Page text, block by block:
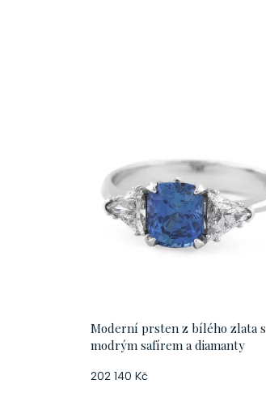
Moderní prsten z bílého zlata s
modrým safírem a diamanty
202 140 Kč